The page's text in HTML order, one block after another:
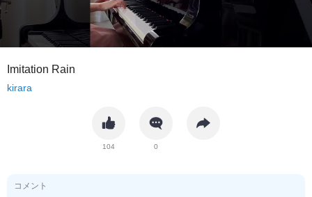
Imitation Rain
kirara
104 0
コメント